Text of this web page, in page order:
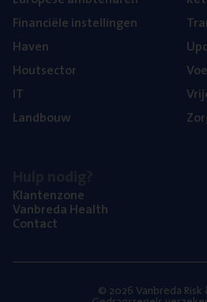
Finan­ci­ë­le instellingen
Haven
Hout­sec­tor
IT
Land­bouw
Klan­ten­zo­ne
Van­b­re­da Health
Con­tact
© 2026 Vanbreda